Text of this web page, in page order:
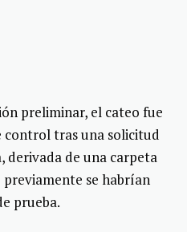
preliminar, el cateo fue
control tras una solicitud
derivada de una carpeta
previamente se habrían
prueba.